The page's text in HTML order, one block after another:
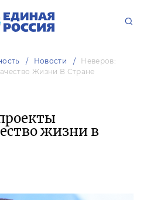
Новости
Неверов:
Жизни В Стране
жизни в